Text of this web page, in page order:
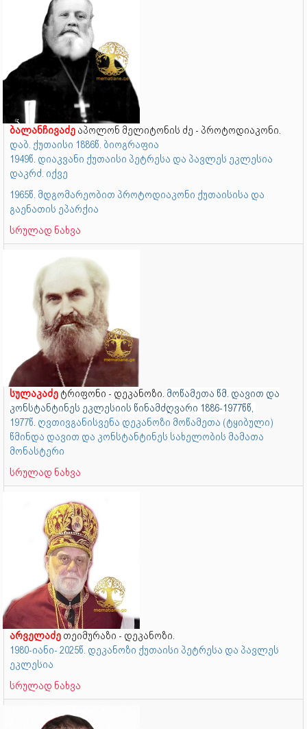
ბალანჩივაძე აპოლონ მელიტონის ძე - პროტოდიაკონი.
დაბ. ქუთაისი 1886წ. ბიოგრაფია
1949წ. დიაკვანი ქუთაისი პეტრესა და პავლეს ეკლესია
დაკრძ. იქვე
1965წ. მდგომარეობით პროტოდიაკონი ქუთაისისა და
გაენათის ეპარქია
სრულად ნახვა
სულაკაძე ტრიფონი - დეკანოზი. მოწამეთა წმ. დავით და
კონსტანტინეს ეკლესიის წინამძღვარი 1886-1977წწ,
1977წ. ღვთივგანისვენა დეკანოზი მოწამეთა (ტყიბული)
წმინდა დავით და კონსტანტინეს სახელობის მამათა
მონასტერი
სრულად ნახვა
არველაძე თეიმურაზი - დეკანოზი.
1980-იანი- 2025წ. დეკანოზი ქუთაისი პეტრესა და პავლეს
ეკლესია
სრულად ნახვა